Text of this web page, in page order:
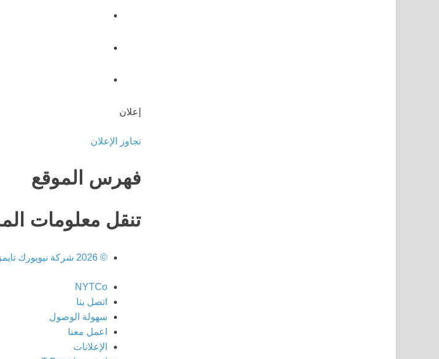
إعلان
تجاوز الإعلان
فهرس الموقع
تنقل معلومات
©
2026 شركة نيويورك تايمز
NYTCo
اتصل بنا
سهولة الوصول
اعمل معنا
الإعلانات